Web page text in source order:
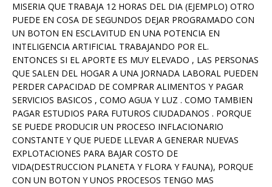
MISERIA QUE TRABAJA 12 HORAS DEL DIA (EJEMPLO) OTRO
PUEDE EN COSA DE SEGUNDOS DEJAR PROGRAMADO CON
UN BOTON EN ESCLAVITUD EN UNA POTENCIA EN
INTELIGENCIA ARTIFICIAL TRABAJANDO POR EL.
ENTONCES SI EL APORTE ES MUY ELEVADO , LAS PERSONAS
QUE SALEN DEL HOGAR A UNA JORNADA LABORAL PUEDEN
PERDER CAPACIDAD DE COMPRAR ALIMENTOS Y PAGAR
SERVICIOS BASICOS , COMO AGUA Y LUZ . COMO TAMBIEN
PAGAR ESTUDIOS PARA FUTUROS CIUDADANOS . PORQUE
SE PUEDE PRODUCIR UN PROCESO INFLACIONARIO
CONSTANTE Y QUE PUEDE LLEVAR A GENERAR NUEVAS
EXPLOTACIONES PARA BAJAR COSTO DE
VIDA(DESTRUCCION PLANETA Y FLORA Y FAUNA), PORQUE
CON UN BOTON Y UNOS PROCESOS TENGO MAS